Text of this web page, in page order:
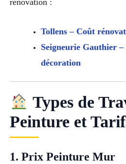
Tollens – Coût
Seigneurie Gauthier
décoration
Types de
Peinture et
1. Prix Peinture Mur